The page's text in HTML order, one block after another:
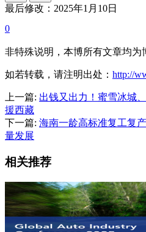
最后修改：2025年1月10日
0
非特殊说明，本博所有文章均为
如若转载，请注明出处： http://
上一篇: 出钱又出力！蜜雪冰城
援西藏
下一篇: 海南一龄高标准复工复
量发展
相关推荐